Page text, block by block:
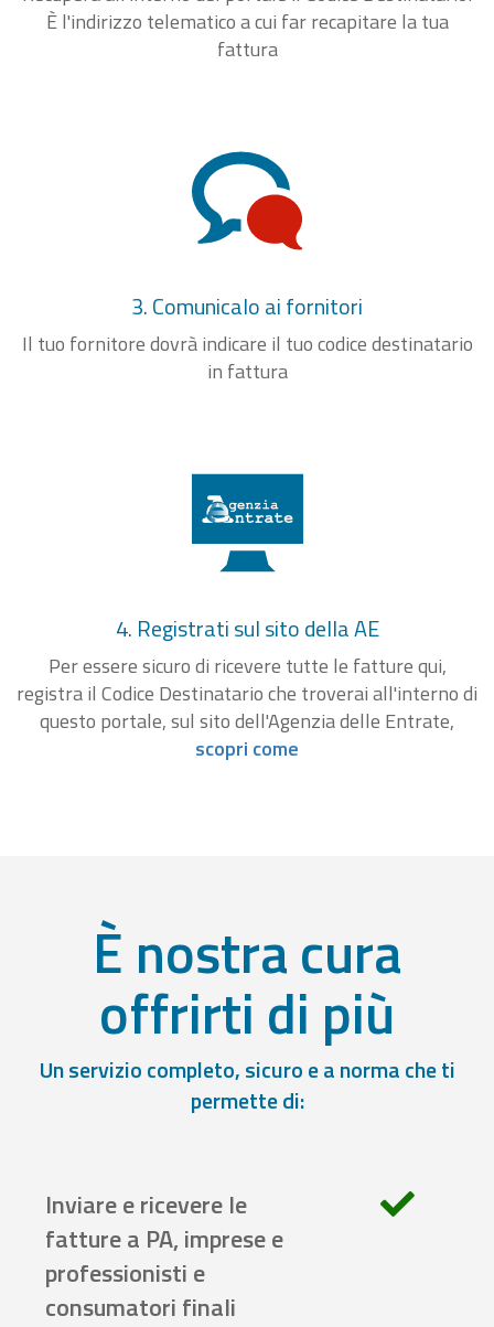
È l'indirizzo telematico a cui far recapitare la tua
fattura
3. Comunicalo ai fornitori
Il tuo fornitore dovrà indicare il tuo codice destinatario
in fattura
4. Registrati sul sito della AE
Per essere sicuro di ricevere tutte le fatture qui,
registra il Codice Destinatario che troverai all'interno di
questo portale, sul sito dell'Agenzia delle Entrate,
scopri come
È nostra cura
offrirti di più
Un servizio completo, sicuro e a norma che ti
permette di:
Inviare e ricevere le
fatture a PA, imprese e
professionisti e
consumatori finali